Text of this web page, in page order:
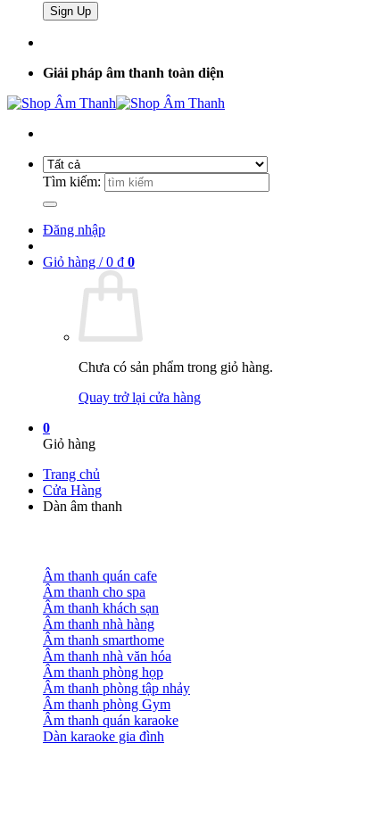
Giải pháp âm thanh toàn diện
Tìm kiếm:
Đăng nhập
Giỏ hàng /0 ₫ 0
Chưa có sản phẩm trong giỏ hàng.
Quay trở lại cửa hàng
0
Giỏ hàng
Trang chủ
Cửa Hàng
Dàn âm thanh
Âm thanh quán cafe
Âm thanh cho spa
Âm thanh khách sạn
Âm thanh nhà hàng
Âm thanh smarthome
Âm thanh nhà văn hóa
Âm thanh phòng họp
Âm thanh phòng tập nhảy
Âm thanh phòng Gym
Âm thanh quán karaoke
Dàn karaoke gia đình